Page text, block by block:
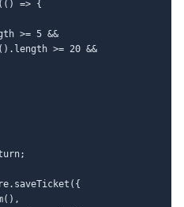
=> {
>= 5 &&
>= 20 &&